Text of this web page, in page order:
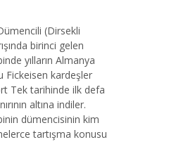
(Dirsekli
birinci gelen
yılların Almanya
Fickeisen kardeşler
Tek tarihinde ilk defa
altına indiler.
dümencisinin kim
tartışma konusu